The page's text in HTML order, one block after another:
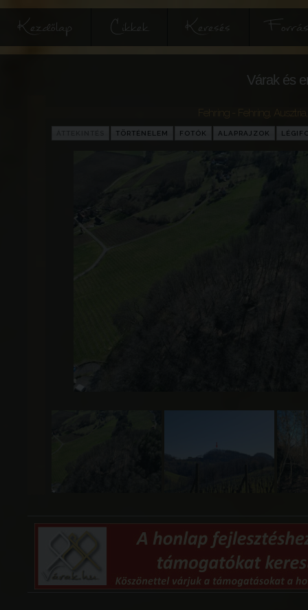
Kezdőlap Cikkek Keresés
Várak és
Ausztria
TÖRTÉNELEM FOTÓK ALAPRAJZOK